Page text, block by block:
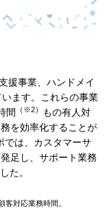
援事業、ハンドメイ
ます。これらの事業
間
（※2）
もの有人対
を効率化することが
では、カスタマーサ
足し、サポート業務
た。
客対応業務時間。